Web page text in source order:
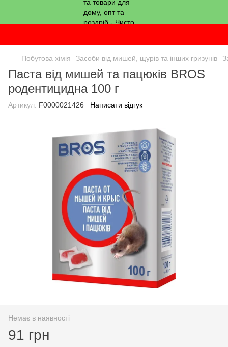
Побутова хімія Засоби від мишей, щурів та інших гризунів
Паста від мишей та пацюків BROS
родентицидна 100 г
Артикул: F0000021426 Написати відгук
Немає в наявності
91 грн